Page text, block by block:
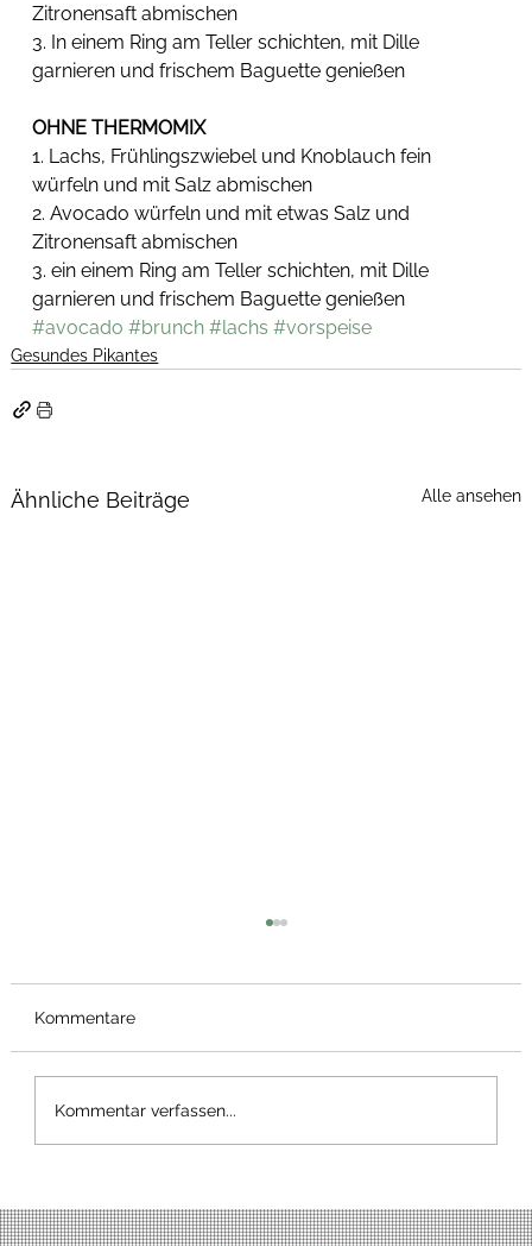
Zitronensaft abmischen
3. In einem Ring am Teller schichten, mit Dille
garnieren und frischem Baguette genießen
OHNE THERMOMIX
1. Lachs, Frühlingszwiebel und Knoblauch fein
würfeln und mit Salz abmischen
2. Avocado würfeln und mit etwas Salz und
Zitronensaft abmischen
3. ein einem Ring am Teller schichten, mit Dille
garnieren und frischem Baguette genießen
#avocado #brunch #lachs #vorspeise
Gesundes Pikantes
Ähnliche Beiträge Alle ansehen
Bärlauch Wrap
Kommentare
Kommentar verfassen...